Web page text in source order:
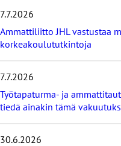
ä
t
u
u
t
i
e
t
7.7.2026
Ammattiliitto JHL vastustaa
korkeakoulututkintoja
7.7.2026
Työtapaturma- ja
tiedä ainakin tämä
30.6.2026